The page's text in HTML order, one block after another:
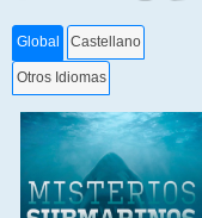
Global Castellano
Otros Idiomas